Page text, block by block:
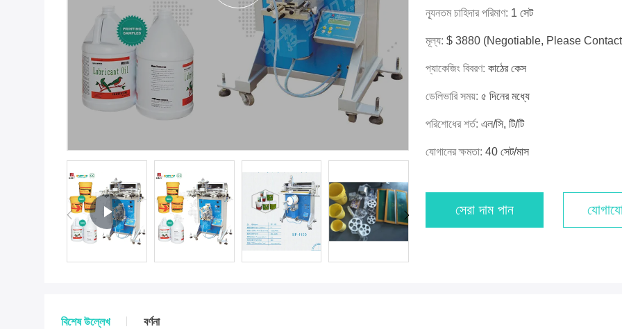
ন্যূনতম চাহিদার পরিমাণ: 1 সেট
মূল্য: $ 3880 (Negotiable, Please
প্যাকেজিং বিবরণ: কাঠের কেস
ডেলিভারি সময়: ৫ দিনের মধ্যে
পরিশোধের শর্ত: এল/সি, টি/টি
যোগানের ক্ষমতা: 40 সেট/মাস
সেরা দাম পান
বিশেষ উল্লেখ বর্ণনা